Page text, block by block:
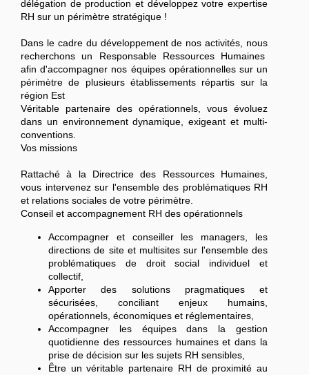
délégation de production et développez votre expertise
RH sur un périmètre stratégique !
Dans le cadre du développement de nos activités, nous
recherchons un Responsable Ressources Humaines
afin d'accompagner nos équipes opérationnelles sur un
périmètre de plusieurs établissements répartis sur la
région Est
Véritable partenaire des opérationnels, vous évoluez
dans un environnement dynamique, exigeant et multi-
conventions.
Vos missions
Rattaché à la Directrice des Ressources Humaines,
vous intervenez sur l'ensemble des problématiques RH
et relations sociales de votre périmètre.
Conseil et accompagnement RH des opérationnels
Accompagner et conseiller les managers, les
directions de site et multisites sur l'ensemble des
problématiques de droit social individuel et
collectif,
Apporter des solutions pragmatiques et
sécurisées, conciliant enjeux humains,
opérationnels, économiques et réglementaires,
Accompagner les équipes dans la gestion
quotidienne des ressources humaines et dans la
prise de décision sur les sujets RH sensibles,
Être un véritable partenaire RH de proximité au